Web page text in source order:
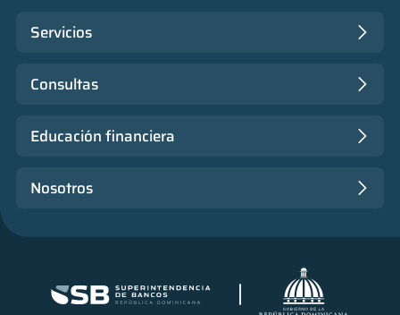
Servicios
Consultas
Educación financiera
Nosotros